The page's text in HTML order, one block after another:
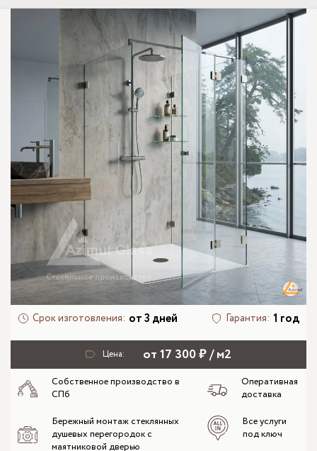
Срок изготовления: от 3 дней Гарантия: 1 год
Цена: от 17 300 ₽ / м2
Собственное производство в
СПб
Оперативная
доставка
Бережный монтаж стеклянных
душевых перегородок с
маятниковой дверью
Все услуги
под ключ